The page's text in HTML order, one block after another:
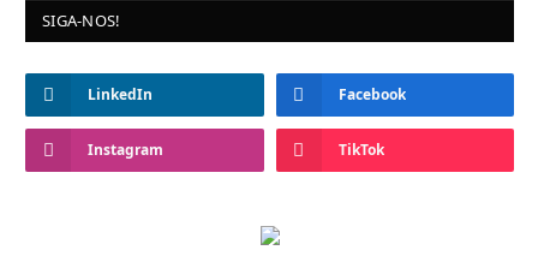
SIGA-NOS!
LinkedIn Facebook
Instagram TikTok